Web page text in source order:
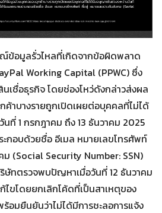
ณ์ข้อมูลรั่วไหลที่เกิดจากข้อผิดพลาด
Working Capital (PPWC) ซึ่ง
เชื่อธุรกิจ โดยช่องโหว่ดังกล่าวส่งผล
าบางรายถูกเปิดเผยต่อบุคคลที่ไม่ได้
นที่ 1 กรกฎาคม ถึง 13 ธันวาคม 2025
กอบด้วยชื่อ อีเมล หมายเลขโทรศัพท์
(Social Security Number: SSN)
ษัทตรวจพบปัญหาเมื่อวันที่ 12 ธันวาคม
ไขโดยยกเลิกโค้ดที่เป็นสาเหตุของ
อมยืนยันว่าไม่ได้มีการชะลอการแจ้ง